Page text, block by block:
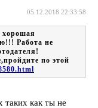
05.12.2018 22:33:58
хорошая
Работа не
по этой
таких как ты не